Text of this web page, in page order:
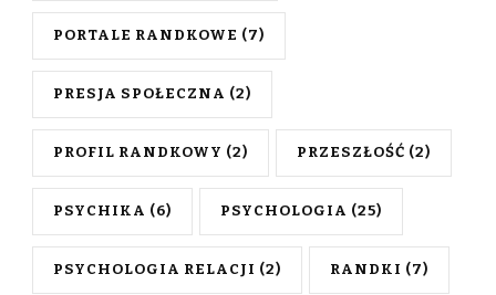
PORTALE RANDKOWE (7)
PRESJA SPOŁECZNA (2)
PROFIL RANDKOWY (2) PRZESZŁOŚĆ (2)
PSYCHIKA (6) PSYCHOLOGIA (25)
PSYCHOLOGIA RELACJI (2) RANDKI (7)